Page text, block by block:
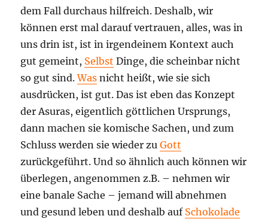
dem Fall durchaus hilfreich. Deshalb, wir
können erst mal darauf vertrauen, alles, was in
uns drin ist, ist in irgendeinem Kontext auch
gut gemeint, Selbst Dinge, die scheinbar nicht
so gut sind.Was nicht heißt, wie sie sich
ausdrücken, ist gut. Das ist eben das Konzept
der Asuras, eigentlich göttlichen Ursprungs,
dann machen sie komische Sachen, und zum
Schluss werden sie wieder zuGott
zurückgeführt. Und so ähnlich auch können wir
überlegen, angenommen z.B. – nehmen wir
eine banale Sache – jemand will abnehmen
und gesund leben und deshalb auf Schokolade